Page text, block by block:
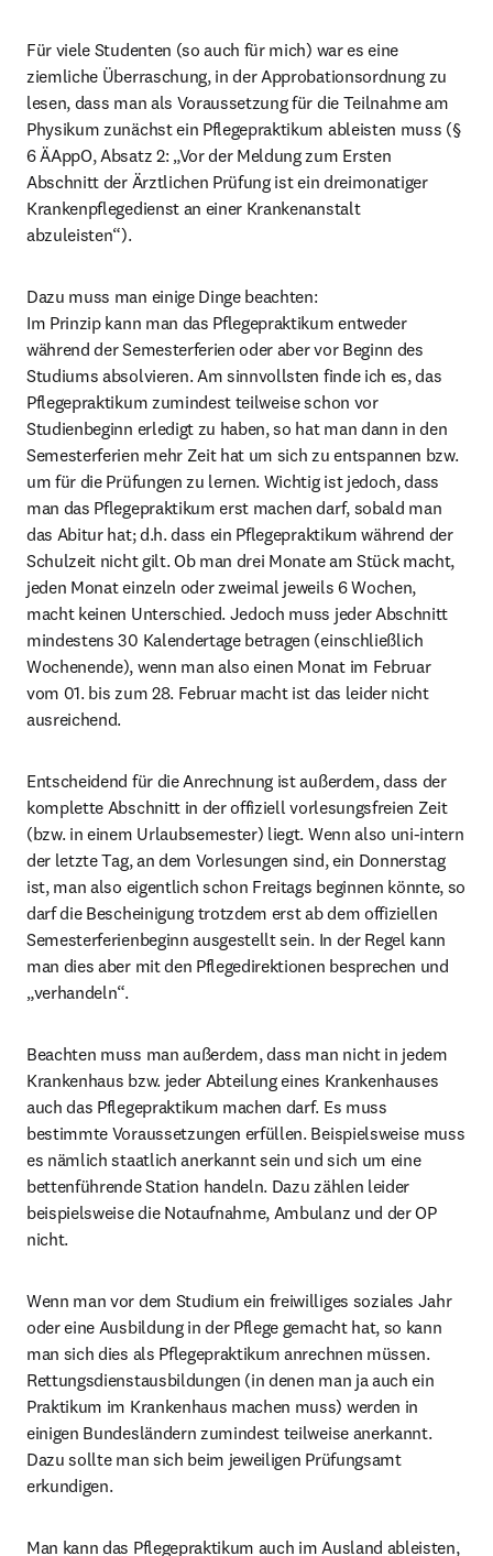
Für viele Studenten (so auch für mich) war es eine
ziemliche Überraschung, in der Approbationsordnung zu
lesen, dass man als Voraussetzung für die Teilnahme am
Physikum zunächst ein Pflegepraktikum ableisten muss (§
6 ÄAppO, Absatz 2: „Vor der Meldung zum Ersten
Abschnitt der Ärztlichen Prüfung ist ein dreimonatiger
Krankenpflegedienst an einer Krankenanstalt
abzuleisten“).
Dazu muss man einige Dinge beachten:
Im Prinzip kann man das Pflegepraktikum entweder
während der Semesterferien oder aber vor Beginn des
Studiums absolvieren. Am sinnvollsten finde ich es, das
Pflegepraktikum zumindest teilweise schon vor
Studienbeginn erledigt zu haben, so hat man dann in den
Semesterferien mehr Zeit hat um sich zu entspannen bzw.
um für die Prüfungen zu lernen. Wichtig ist jedoch, dass
man das Pflegepraktikum erst machen darf, sobald man
das Abitur hat; d.h. dass ein Pflegepraktikum während der
Schulzeit nicht gilt. Ob man drei Monate am Stück macht,
jeden Monat einzeln oder zweimal jeweils 6 Wochen,
macht keinen Unterschied. Jedoch muss jeder Abschnitt
mindestens 30 Kalendertage betragen (einschließlich
Wochenende), wenn man also einen Monat im Februar
vom 01. bis zum 28. Februar macht ist das leider nicht
ausreichend.
Entscheidend für die Anrechnung ist außerdem, dass der
komplette Abschnitt in der offiziell vorlesungsfreien Zeit
(bzw. in einem Urlaubsemester) liegt. Wenn also uni-intern
der letzte Tag, an dem Vorlesungen sind, ein Donnerstag
ist, man also eigentlich schon Freitags beginnen könnte, so
darf die Bescheinigung trotzdem erst ab dem offiziellen
Semesterferienbeginn ausgestellt sein. In der Regel kann
man dies aber mit den Pflegedirektionen besprechen und
„verhandeln“.
Beachten muss man außerdem, dass man nicht in jedem
Krankenhaus bzw. jeder Abteilung eines Krankenhauses
auch das Pflegepraktikum machen darf. Es muss
bestimmte Voraussetzungen erfüllen. Beispielsweise muss
es nämlich staatlich anerkannt sein und sich um eine
bettenführende Station handeln. Dazu zählen leider
beispielsweise die Notaufnahme, Ambulanz und der OP
nicht.
Wenn man vor dem Studium ein freiwilliges soziales Jahr
oder eine Ausbildung in der Pflege gemacht hat, so kann
man sich dies als Pflegepraktikum anrechnen müssen.
Rettungsdienstausbildungen (in denen man ja auch ein
Praktikum im Krankenhaus machen muss) werden in
einigen Bundesländern zumindest teilweise anerkannt.
Dazu sollte man sich beim jeweiligen Prüfungsamt
erkundigen.
Man kann das Pflegepraktikum auch im Ausland ableisten,